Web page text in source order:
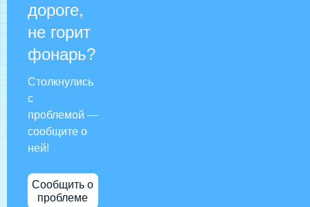
дороге,
не горит
фонарь?
Столкнулись
с
проблемой —
сообщите о
ней!
Сообщить о
проблеме